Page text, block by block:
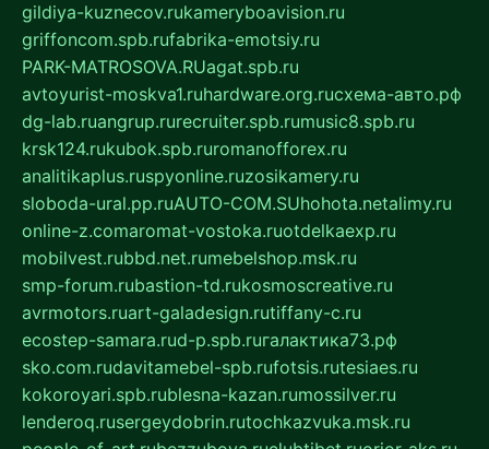
gildiya-kuznecov.rukameryboavision.ru
griffoncom.spb.rufabrika-emotsiy.ru
PARK-MATROSOVA.RUagat.spb.ru
avtoyurist-moskva1.ruhardware.org.ruсхема-авто.рф
dg-lab.ruangrup.rurecruiter.spb.rumusic8.spb.ru
krsk124.rukubok.spb.ruromanofforex.ru
analitikaplus.ruspyonline.ruzosikamery.ru
sloboda-ural.pp.ruAUTO-COM.SUhohota.netalimy.ru
online-z.comaromat-vostoka.ruotdelkaexp.ru
mobilvest.rubbd.net.rumebelshop.msk.ru
smp-forum.rubastion-td.rukosmoscreative.ru
avrmotors.ruart-galadesign.rutiffany-c.ru
ecostep-samara.rud-p.spb.ruгалактика73.рф
sko.com.rudavitamebel-spb.rufotsis.rutesiaes.ru
kokoroyari.spb.rublesna-kazan.rumossilver.ru
lenderoq.rusergeydobrin.rutochkazvuka.msk.ru